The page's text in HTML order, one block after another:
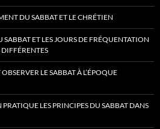
DU SABBAT ET LE CHRÉTIEN
SABBAT ET LES JOURS DE FRÉQUENTATION
DIFFÉRENTES
LE SABBAT À L’ÉPOQUE
LES PRINCIPES DU SABBAT DANS